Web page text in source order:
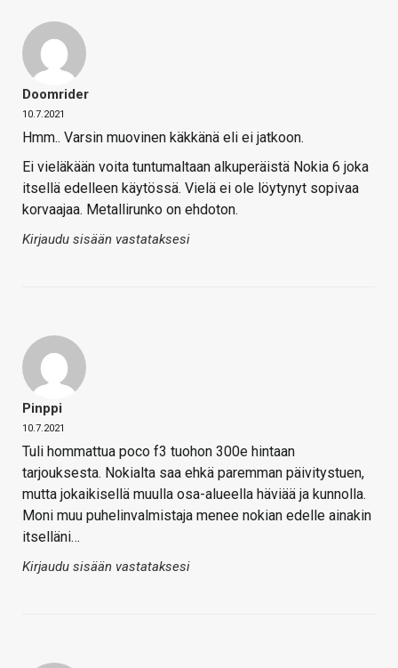
Doomrider
10.7.2021
Hmm.. Varsin muovinen käkkänä eli ei jatkoon.
Ei vieläkään voita tuntumaltaan alkuperäistä Nokia 6 joka
itsellä edelleen käytössä. Vielä ei ole löytynyt sopivaa
korvaajaa. Metallirunko on ehdoton.
Kirjaudu sisään vastataksesi
Pinppi
10.7.2021
Tuli hommattua poco f3 tuohon 300e hintaan
tarjouksesta. Nokialta saa ehkä paremman päivitystuen,
mutta jokaikisellä muulla osa-alueella häviää ja kunnolla.
Moni muu puhelinvalmistaja menee nokian edelle ainakin
itselläni…
Kirjaudu sisään vastataksesi